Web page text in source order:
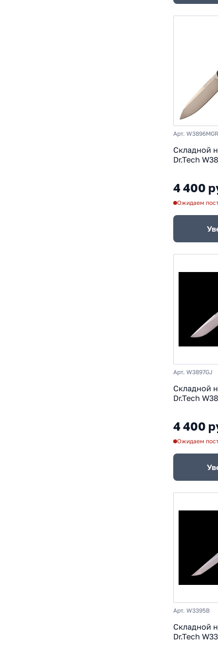
Арт. W3896MGR
Складной
Dr.Tech
4 400
Ожидаем
Арт. W3897GJ
Складной
Dr.Tech
4 400
Ожидаем
Арт. W3395B
Складной
Dr.Tech